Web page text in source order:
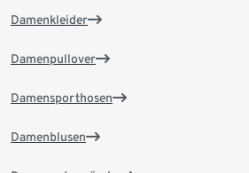
Damenkleider
Damenpullover
Damensporthosen
Damenblusen